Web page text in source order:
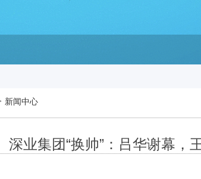
新闻中心
深业集团“换帅”：吕华谢幕，